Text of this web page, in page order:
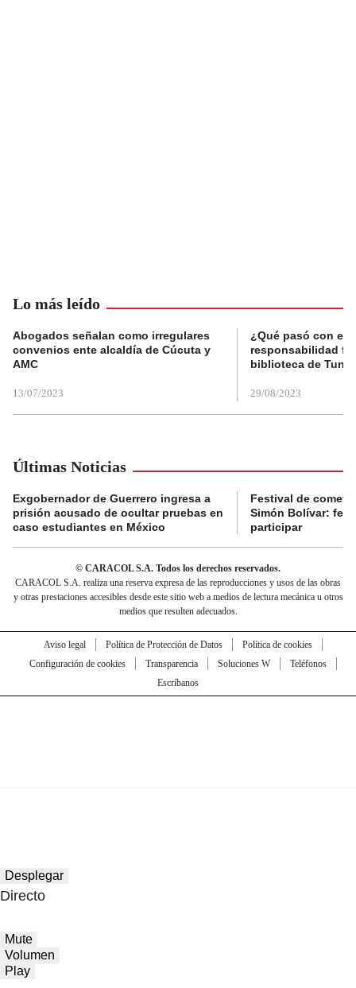
Lo más leído
Abogados señalan como irregulares
convenios ente alcaldía de Cúcuta y
AMC
13/07/2023
¿Qué pasó con el
responsabilidad
biblioteca de
29/08/2023
Últimas Noticias
Exgobernador de Guerrero ingresa a
prisión acusado de ocultar pruebas en
caso estudiantes en México
Festival de
Simón Bolívar:
participar
© CARACOL S.A. Todos los derechos reservados.
CARACOL S.A. realiza una reserva expresa de las reproducciones y usos de las obras
y otras prestaciones accesibles desde este sitio web a medios de lectura mecánica u otros
medios que resulten adecuados.
Aviso legal Política de Protección de Datos
Política de cookies
Configuración de cookies
Transparencia Soluciones W
Teléfonos
Escríbanos
Desplegar
Directo
Mute
Volumen
Play